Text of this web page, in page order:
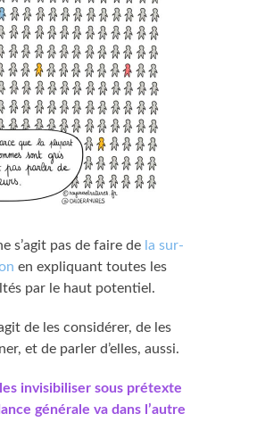
s’agit pas de faire de la sur-
en expliquant toutes les
par le haut potentiel.
de les considérer, de les
et de parler d’elles, aussi.
invisibiliser sous prétexte
générale va dans l’autre